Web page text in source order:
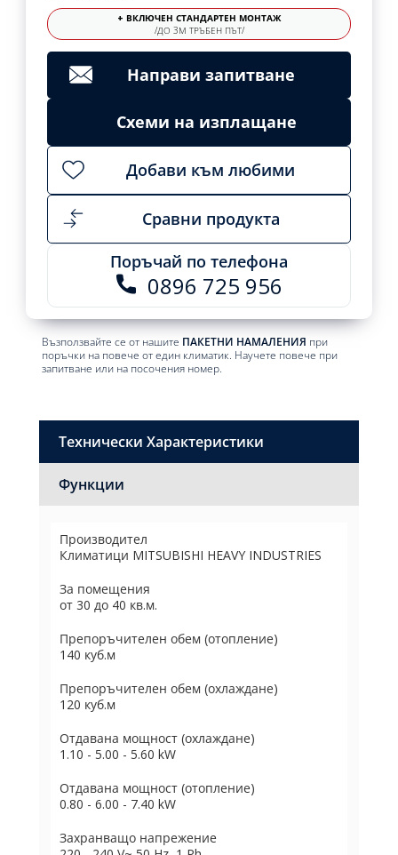
+ ВКЛЮЧЕН СТАНДАРТЕН МОНТАЖ
/ДО 3М ТРЪБЕН ПЪТ/
Направи запитване
Схеми на изплащане
Добави към любими
Сравни продукта
Поръчай по телефона
0896 725 956
Възползвайте се от нашите ПАКЕТНИ НАМАЛЕНИЯ при
поръчки на повече от един климатик. Научете повече при
запитване или на посочения номер.
Технически Характеристики
Функции
Производител
Климатици MITSUBISHI HEAVY INDUSTRIES
За помещения
от 30 до 40 кв.м.
Препоръчителен обем (отопление)
140 куб.м
Препоръчителен обем (охлаждане)
120 куб.м
Отдавана мощност (охлаждане)
1.10 - 5.00 - 5.60 kW
Отдавана мощност (отопление)
0.80 - 6.00 - 7.40 kW
Захранващо напрежение